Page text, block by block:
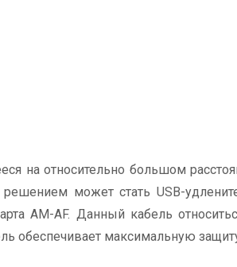
на относительно большом
может стать USB-
AM-AF. Данный кабель
обеспечивает максимальную